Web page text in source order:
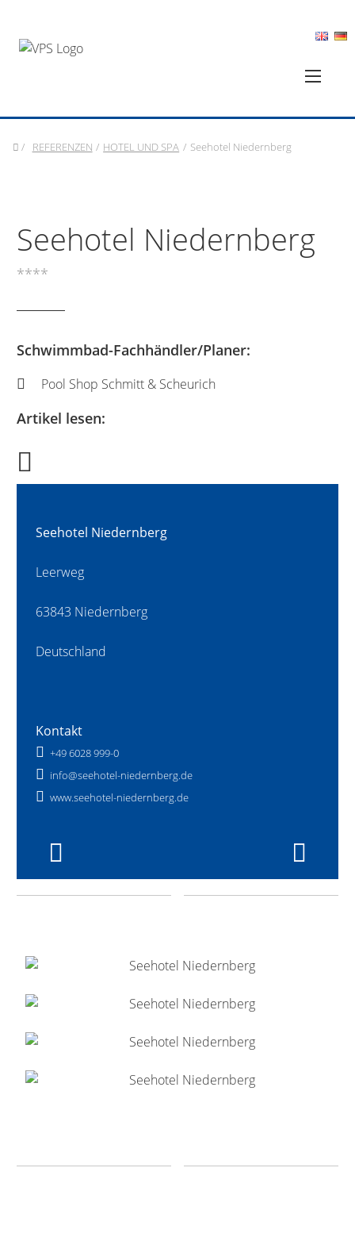
/ REFERENZEN / HOTEL UND SPA / Seehotel Niedernberg
Seehotel Niedernberg
****
Schwimmbad-Fachhändler/Planer:
Pool Shop Schmitt & Scheurich
Artikel lesen:
Seehotel Niedernberg
Leerweg
63843 Niedernberg
Deutschland
Kontakt
+49 6028 999-0
info@seehotel-niedernberg.de
www.seehotel-niedernberg.de